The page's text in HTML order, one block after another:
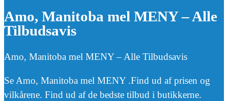
Amo, Manitoba mel MENY – Alle
Tilbudsavis
Amo, Manitoba mel MENY – Alle Tilbudsavis
Se Amo, Manitoba mel MENY .Find ud af prisen og
vilkårene. Find ud af de bedste tilbud i butikkerne.